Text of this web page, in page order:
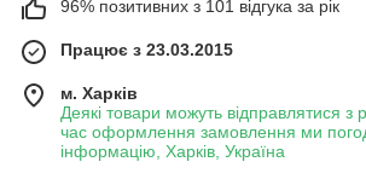
96% позитивних з 101 відгука за рік
Працює з 23.03.2015
м. Харків
Деякі товари можуть відправлятися з
час оформлення замовлення ми
інформацію, Харків, Україна